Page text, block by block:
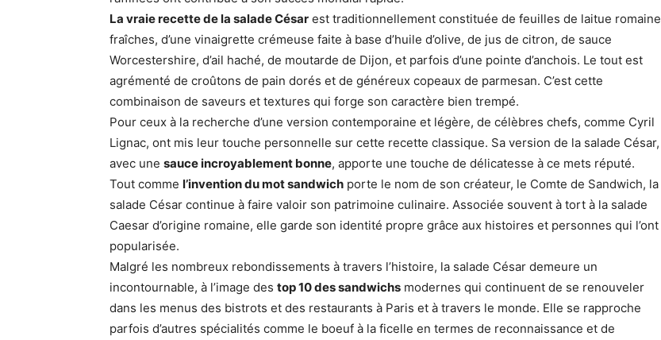
La vraie recette de la salade César est traditionnellement constituée de feuilles de laitue romaine
fraîches, d’une vinaigrette crémeuse faite à base d’huile d’olive, de jus de citron, de sauce
Worcestershire, d’ail haché, de moutarde de Dijon, et parfois d’une pointe d’anchois. Le tout est
agrémenté de croûtons de pain dorés et de généreux copeaux de parmesan. C’est cette
combinaison de saveurs et textures qui forge son caractère bien trempé.
Pour ceux à la recherche d’une version contemporaine et légère, de célèbres chefs, comme Cyril
Lignac, ont mis leur touche personnelle sur cette recette classique. Sa version de la salade César,
avec une sauce incroyablement bonne, apporte une touche de délicatesse à ce mets réputé.
Tout comme l’invention du mot sandwich porte le nom de son créateur, le Comte de Sandwich, la
salade César continue à faire valoir son patrimoine culinaire. Associée souvent à tort à la salade
Caesar d’origine romaine, elle garde son identité propre grâce aux histoires et personnes qui l’ont
popularisée.
Malgré les nombreux rebondissements à travers l’histoire, la salade César demeure un
incontournable, à l’image des top 10 des sandwichs modernes qui continuent de se renouveler
dans les menus des bistrots et des restaurants à Paris et à travers le monde. Elle se rapproche
parfois d’autres spécialités comme le boeuf à la ficelle en termes de reconnaissance et de